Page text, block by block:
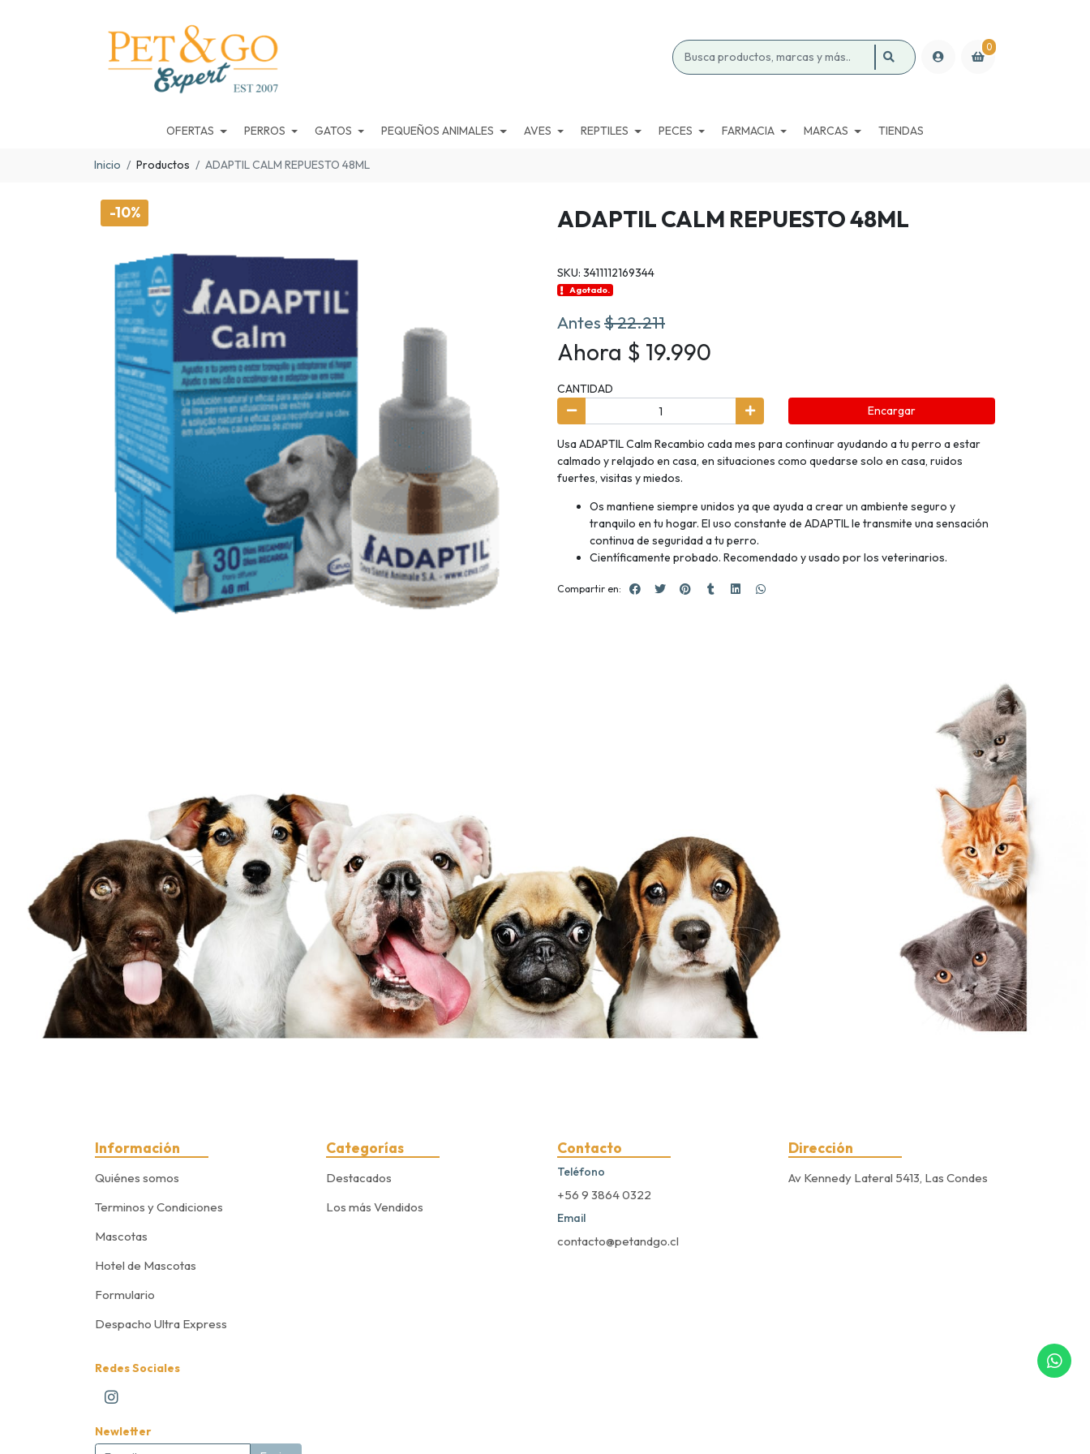
0
OFERTAS PERROS GATOS PEQUEÑOS ANIMALES AVES REPTILES PECES FARMACIA MARCAS TIENDAS
Inicio Productos ADAPTIL CALM REPUESTO 48ML
-10% ADAPTIL CALM REPUESTO 48ML
SKU: 3411112169344
Agotado.
Antes$ 22.211
Ahora $ 19.990
CANTIDAD
Encargar
Usa ADAPTIL Calm Recambio cada mes para continuar ayudando a tu perro a estar
calmado y relajado en casa, en situaciones como quedarse solo en casa, ruidos
fuertes, visitas y miedos.
Os mantiene siempre unidos ya que ayuda a crear un ambiente seguro y
tranquilo en tu hogar. El uso constante de ADAPTIL le transmite una sensación
continua de seguridad a tu perro.
Científicamente probado. Recomendado y usado por los veterinarios.
Compartir en:
Información
Quiénes somos
Terminos y Condiciones
Mascotas
Hotel de Mascotas
Formulario
Despacho Ultra Express
Categorías
Destacados
Los más Vendidos
Contacto
Teléfono
+56 9 3864 0322
Email
contacto@petandgo.cl
Dirección
Av Kennedy Lateral 5413, Las Condes
Redes Sociales
Newletter